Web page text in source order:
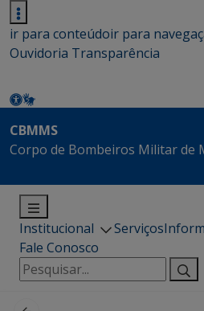
ir para conteúdoir para
Ouvidoria Transparência
CBMMS
Corpo de Bombeiros Militar de
Institucional Serviços
Fale Conosco
Pesquisar
por: